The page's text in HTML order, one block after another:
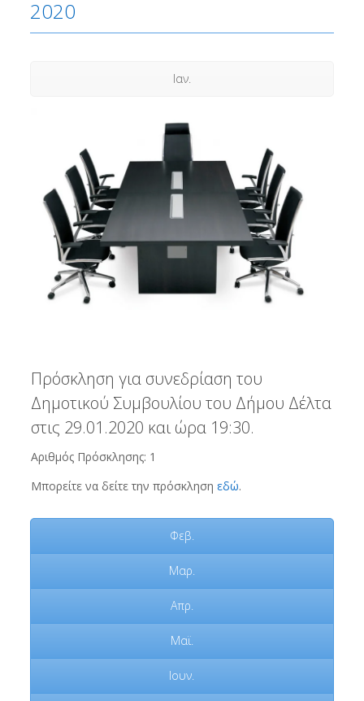
2020
Ιαν.
Πρόσκληση για συνεδρίαση του
Δημοτικού Συμβουλίου του Δήμου Δέλτα
στις 29.01.2020 και ώρα 19:30.
Αριθμός Πρόσκλησης: 1
Μπορείτε να δείτε την πρόσκληση εδώ.
Φεβ.
Μαρ.
Απρ.
Μαϊ.
Ιουν.